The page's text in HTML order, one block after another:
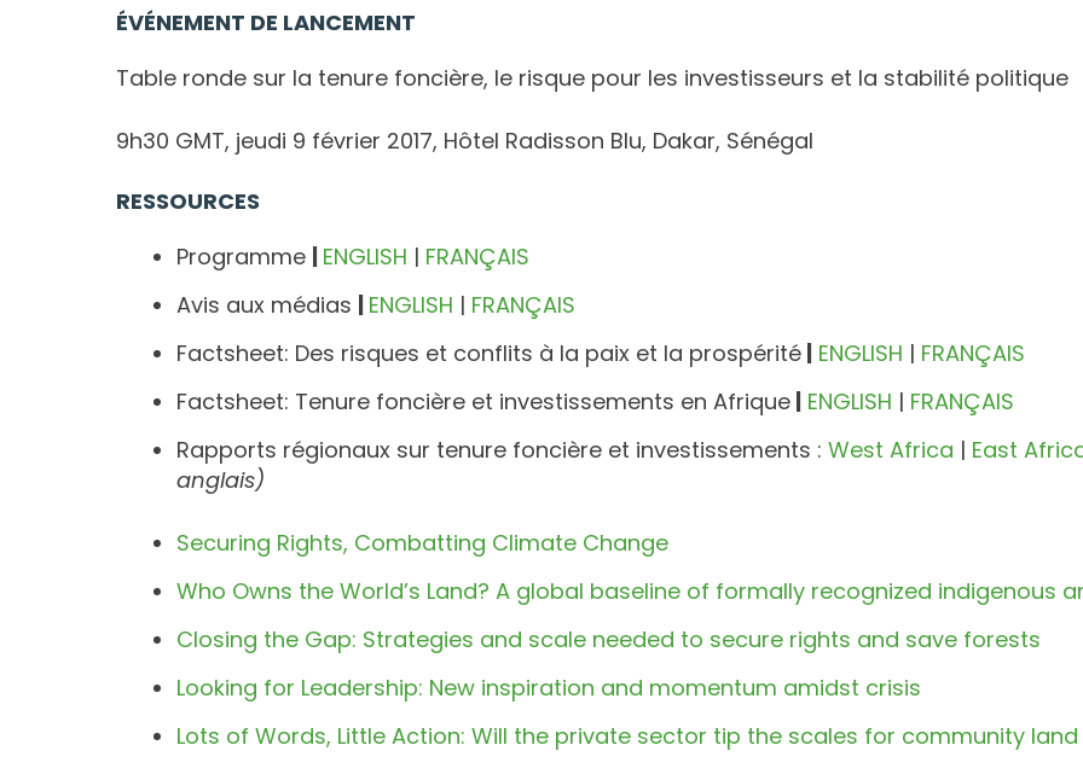
ÉVÉNEMENT DE LANCEMENT
Table ronde sur la tenure foncière, le risque pour les investisseurs et la stabilité politique
9h30 GMT, jeudi 9 février 2017, Hôtel Radisson Blu, Dakar, Sénégal
RESSOURCES
Programme | ENGLISH | FRANÇAIS
Avis aux médias | ENGLISH | FRANÇAIS
Factsheet: Des risques et conflits à la paix et la prospérité | ENGLISH | FRANÇAIS
Factsheet: Tenure foncière et investissements en Afrique | ENGLISH | FRANÇAIS
Rapports régionaux sur tenure foncière et investissements : West Africa | East
anglais)
Securing Rights, Combatting Climate Change
Who Owns the World’s Land? A global baseline of formally recognized indigenous
Closing the Gap: Strategies and scale needed to secure rights and save forests
Looking for Leadership: New inspiration and momentum amidst crisis
Lots of Words, Little Action: Will the private sector tip the scales for community